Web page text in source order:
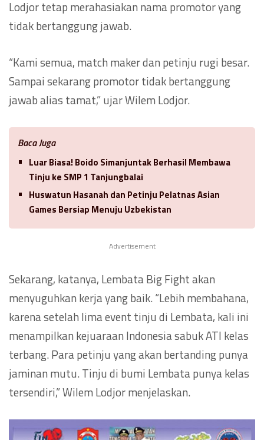
Lodjor tetap merahasiakan nama promotor yang
tidak bertanggung jawab.
“Kami semua, match maker dan petinju rugi besar.
Sampai sekarang promotor tidak bertanggung
jawab alias tamat,” ujar Wilem Lodjor.
Baca Juga
Luar Biasa! Boido Simanjuntak Berhasil Membawa
Tinju ke SMP 1 Tanjungbalai
Huswatun Hasanah dan Petinju Pelatnas Asian
Games Bersiap Menuju Uzbekistan
Advertisement
Sekarang, katanya, Lembata Big Fight akan
menyuguhkan kerja yang baik. “Lebih membahana,
karena setelah lima event tinju di Lembata, kali ini
menampilkan kejuaraan Indonesia sabuk ATI kelas
terbang. Para petinju yang akan bertanding punya
jaminan mutu. Tinju di bumi Lembata punya kelas
tersendiri,” Wilem Lodjor menjelaskan.